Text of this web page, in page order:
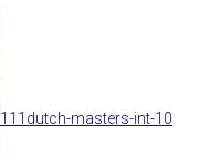
111dutch-masters-int-10